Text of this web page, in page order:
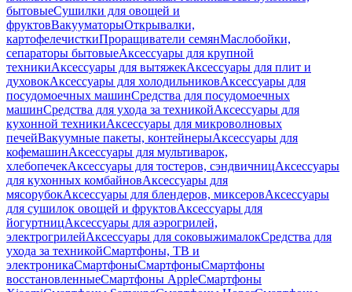
бытовыеСушилки для овощей и
фруктовВакууматорыОткрывалки,
картофелечисткиПроращиватели семянМаслобойки,
сепараторы бытовыеАксессуары для крупной
техникиАксессуары для вытяжекАксессуары для плит и
духовокАксессуары для холодильниковАксессуары для
посудомоечных машинСредства для посудомоечных
машинСредства для ухода за техникойАксессуары для
кухонной техникиАксессуары для микроволновых
печейВакуумные пакеты, контейнерыАксессуары для
кофемашинАксессуары для мультиварок,
хлебопечекАксессуары для тостеров, сэндвичницАксессуары
для кухонных комбайновАксессуары для
мясорубокАксессуары для блендеров, миксеровАксессуары
для сушилок овощей и фруктовАксессуары для
йогуртницАксессуары для аэрогрилей,
электрогрилейАксессуары для соковыжималокСредства для
ухода за техникойСмартфоны, ТВ и
электроникаСмартфоныСмартфоныСмартфоны
восстановленныеСмартфоны AppleСмартфоны